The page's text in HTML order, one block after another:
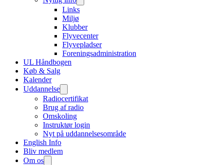
Links
Miljø
Klubber
Flyvecenter
Flyvepladser
Foreningsadministration
UL Håndbogen
Køb & Salg
Kalender
Uddannelse
Radiocertifikat
Brug af radio
Omskoling
Instruktør login
Nyt på uddannelsesområde
English Info
Bliv medlem
Om os